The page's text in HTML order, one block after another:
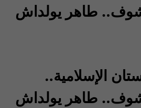
طاهر يولداش
الإسلامية..
طاهر يولداش